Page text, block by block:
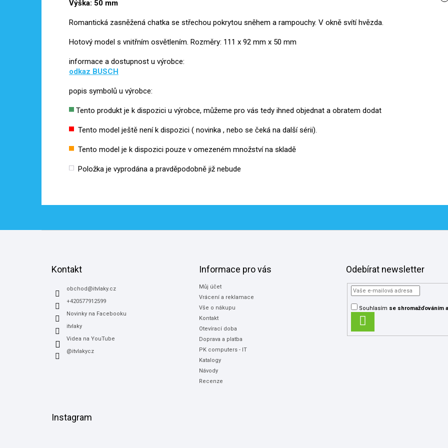
Výška: 50 mm
Romantická zasněžená chatka se střechou pokrytou sněhem a rampouchy. V okně svítí hvězda.
Hotový model s vnitřním osvětlením. Rozměry: 111 x 92 mm x 50 mm
informace a dostupnost u výrobce:
odkaz BUSCH
popis symbolů u výrobce:
Tento produkt je k dispozici u výrobce, můžeme pro vás tedy ihned objednat a obratem dodat
Tento model ještě není k dispozici ( novinka , nebo se čeká na další sérii).
Tento model je k dispozici pouze v omezeném množství na skladě
Položka je vyprodána a pravděpodobně již nebude
Kontakt
obchod@itvlaky.cz
+420577912599
Novinky na Facebooku
itvlaky
Videa na YouTube
@itvlakycz
Informace pro vás
Můj účet
Vrácení a reklamace
Vše o nákupu
Kontakt
Otevírací doba
Doprava a platba
PK computers - IT
Katalogy
Návody
Recenze
Odebírat newsletter
Souhlasím se shromažďováním
SE
Instagram